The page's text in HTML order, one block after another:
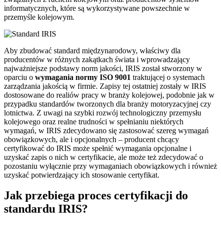
informatycznych, które są wykorzystywane powszechnie w
przemyśle kolejowym.
Aby zbudować standard międzynarodowy, właściwy dla
producentów w różnych zakątkach świata i wprowadzający
najważniejsze podstawy norm jakości, IRIS został stworzony w
oparciu o wymagania normy ISO 9001 traktującej o systemach
zarządzania jakością w firmie. Zapisy tej ostatniej zostały w IRIS
dostosowane do realiów pracy w branży kolejowej, podobnie jak w
przypadku standardów tworzonych dla branży motoryzacyjnej czy
lotnictwa. Z uwagi na szybki rozwój technologiczny przemysłu
kolejowego oraz realne trudności w spełnianiu niektórych
wymagań, w IRIS zdecydowano się zastosować szereg wymagań
obowiązkowych, ale i opcjonalnych – producent chcący
certyfikować do IRIS może spełnić wymagania opcjonalne i
uzyskać zapis o nich w certyfikacie, ale może też zdecydować o
pozostaniu wyłącznie przy wymaganiach obowiązkowych i również
uzyskać potwierdzający ich stosowanie certyfikat.
Jak przebiega proces certyfikacji do
standardu IRIS?